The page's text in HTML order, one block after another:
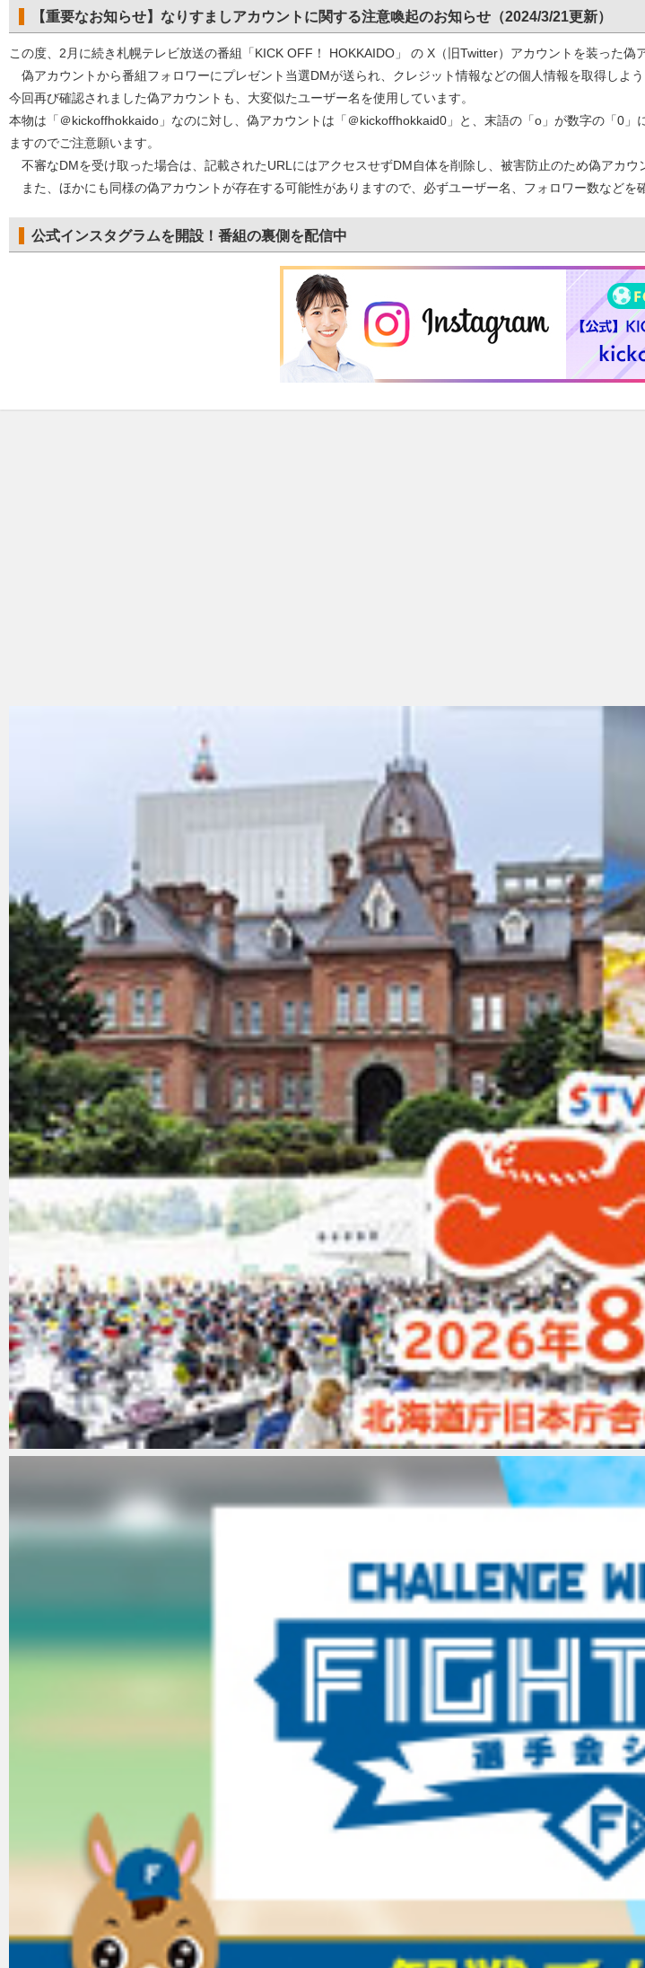
【重要なお知らせ】なりすましアカウントに関する注意喚起のお知らせ（2024/3/21更新）
この度、2月に続き札幌テレビ放送の番組「KICK OFF！ HOKKAIDO」 の X（旧Twitter）アカウントを装った偽
偽アカウントから番組フォロワーにプレゼント当選DMが送られ、クレジット情報などの個人情報を取得しよう
今回再び確認されました偽アカウントも、大変似たユーザー名を使用しています。
本物は「＠kickoffhokkaido」なのに対し、偽アカウントは「＠kickoffhokkaid0」と、末語の「o」が数字の「0
ますのでご注意願います。
不審なDMを受け取った場合は、記載されたURLにはアクセスせずDM自体を削除し、被害防止のため偽アカウ
また、ほかにも同様の偽アカウントが存在する可能性がありますので、必ずユーザー名、フォロワー数などを
公式インスタグラムを開設！番組の裏側を配信中